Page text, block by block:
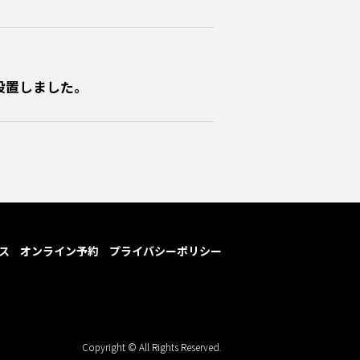
しました。
オンライン予約 プライバシーポリシー
Copyright © All Rights Reserved.